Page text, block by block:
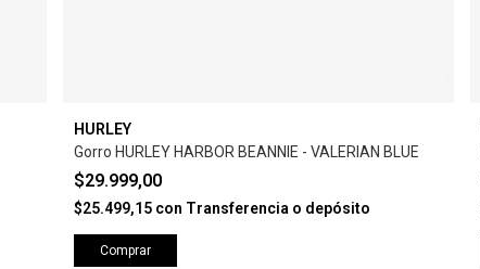
HURLEY
Gorro HURLEY HARBOR BEANNIE - VALERIAN BLUE
$29.999,00
$25.499,15 con Transferencia o depósito
Comprar